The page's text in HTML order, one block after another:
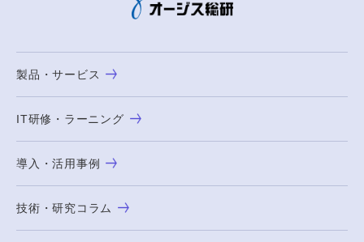
製品・サービス
IT研修・ラーニング
導入・活用事例
技術・研究コラム